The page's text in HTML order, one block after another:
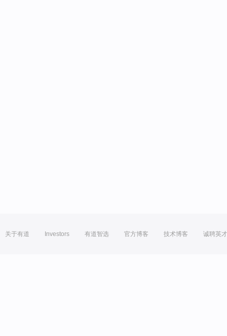
关于有道 Investors 有道智选 官方博客 技术博客 诚聘英才